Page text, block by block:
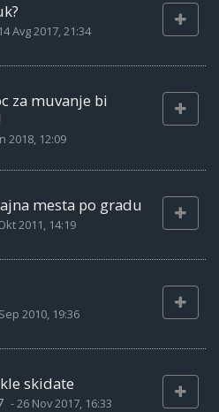
14 Avg 2017, 21:34
za muvanje bi
2018, 12:09
mesta po gradu
2011, 14:19
2010, 19:36
skidate
-26 Nov 2017, 16:33